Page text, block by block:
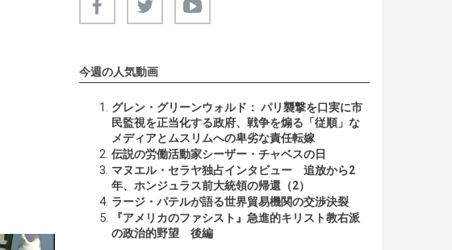
今週の人気動画
グレン・グリーンウォルド： パリ襲撃を口実に市
民監視を正当化する政府、戦争を煽る「従順」な
メディアとムスリムへの卑劣な責任転嫁
伝説の労働活動家シーザー・チャベスの日
マヌエル・セラヤ独占インタビュー 追放から2
年、ホンジュラス前大統領の帰還（2）
ラージ・パテルが語る世界貿易機関の交渉決裂
『アメリカのファシスト』急進的キリスト教右派
の政治的野望 後編